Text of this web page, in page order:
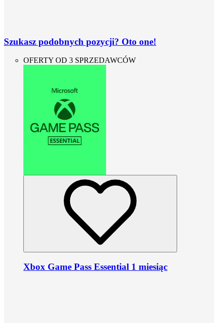
Szukasz podobnych pozycji? Oto one!
OFERTY OD 3 SPRZEDAWCÓW
Xbox Game Pass Essential 1 miesiąc